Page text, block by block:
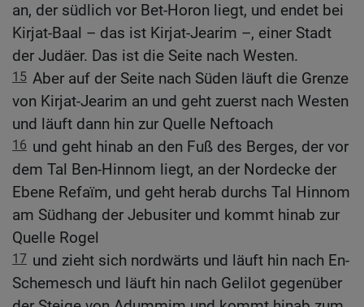
an, der südlich vor Bet-Horon liegt, und endet bei
Kirjat-Baal – das ist Kirjat-Jearim –, einer Stadt
der Judäer. Das ist die Seite nach Westen.
15 Aber auf der Seite nach Süden läuft die Grenze
von Kirjat-Jearim an und geht zuerst nach Westen
und läuft dann hin zur Quelle Neftoach
16 und geht hinab an den Fuß des Berges, der vor
dem Tal Ben-Hinnom liegt, an der Nordecke der
Ebene Refaïm, und geht herab durchs Tal Hinnom
am Südhang der Jebusiter und kommt hinab zur
Quelle Rogel
17 und zieht sich nordwärts und läuft hin nach En-
Schemesch und läuft hin nach Gelilot gegenüber